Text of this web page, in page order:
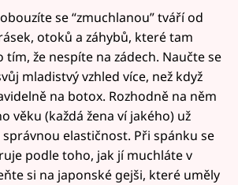
se “zmuchlanou” tváří od
otoků a záhybů, které tam
tím, že nespíte na zádech. Naučte se
mladistvý vzhled více, než když
na botox. Rozhodně na něm
věku (každá žena ví jakého) už
elastičnost. Při spánku se
podle toho, jak jí muchláte v
si na japonské gejši, které uměly